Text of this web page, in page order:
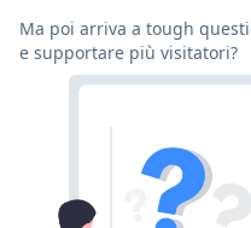
Ma poi arriva a tough
e supportare più visitatori?